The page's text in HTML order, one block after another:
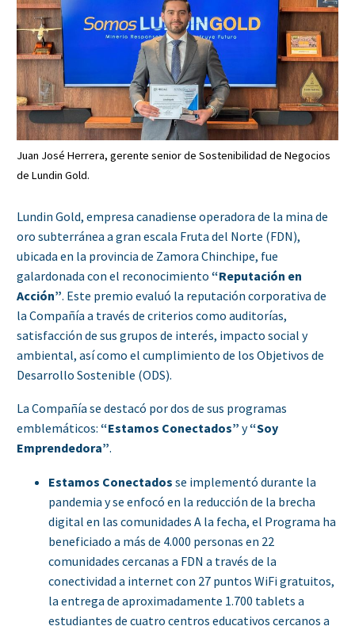
Juan José Herrera, gerente senior de Sostenibilidad de Negocios
de Lundin Gold.
Lundin Gold, empresa canadiense operadora de la mina de
oro subterránea a gran escala Fruta del Norte (FDN),
ubicada en la provincia de Zamora Chinchipe, fue
galardonada con el reconocimiento “Reputación en
Acción”. Este premio evaluó la reputación corporativa de
la Compañía a través de criterios como auditorías,
satisfacción de sus grupos de interés, impacto social y
ambiental, así como el cumplimiento de los Objetivos de
Desarrollo Sostenible (ODS).
La Compañía se destacó por dos de sus programas
emblemáticos: “Estamos Conectados” y“Soy
Emprendedora”.
Estamos Conectados se implementó durante la
pandemia y se enfocó en la reducción de la brecha
digital en las comunidades A la fecha, el Programa ha
beneficiado a más de 4.000 personas en 22
comunidades cercanas a FDN a través de la
conectividad a internet con 27 puntos WiFi gratuitos,
la entrega de aproximadamente 1.700 tablets a
estudiantes de cuatro centros educativos cercanos a